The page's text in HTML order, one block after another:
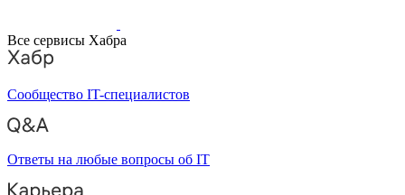
Все сервисы Хабра
Сообщество IT-специалистов
Ответы на любые вопросы об IT